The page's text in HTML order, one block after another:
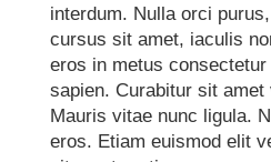
interdum. Nulla orci
cursus sit amet, iaculis
eros in metus
sapien. Curabitur sit amet
Mauris vitae nunc ligula.
eros. Etiam euismod elit